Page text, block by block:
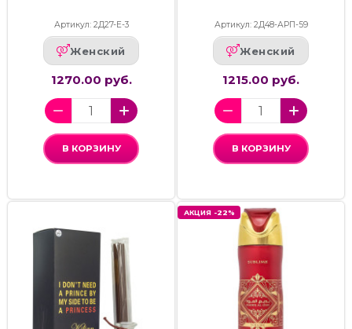
Артикул: 2Д27-Е-3
Женский
1270.00 руб.
В КОРЗИНУ
Артикул: 2Д48-АРП-59
Женский
1215.00 руб.
В КОРЗИНУ
АКЦИЯ -22%